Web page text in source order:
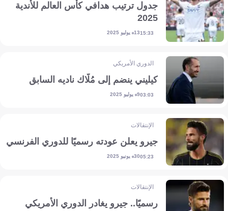
جدول ترتيب هدافي كأس العالم للأندية
2025
15:3313 يوليو 2025
الدوري الأمريكي
كيليني ينضم إلى مُلّاك ناديه السابق
03:039 يوليو 2025
الإنتقالات
جيرو يعلن عودته رسميًا للدوري الفرنسي
05:2330 يونيو 2025
الإنتقالات
رسميًا.. جيرو يغادر الدوري الأمريكي